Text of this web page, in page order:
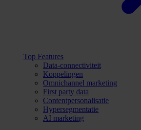
Top Features
Data-connectiviteit
Koppelingen
Omnichannel marketing
First party data
Contentpersonalisatie
Hypersegmentatie
AI marketing